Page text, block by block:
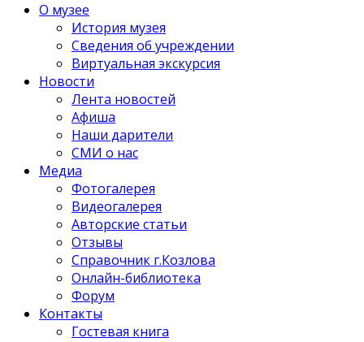
О музее
История музея
Сведения об учреждении
Виртуальная экскурсия
Новости
Лента новостей
Афиша
Наши дарители
СМИ о нас
Медиа
Фотогалерея
Видеогалерея
Авторские статьи
Отзывы
Справочник г.Козлова
Онлайн-библиотека
Форум
Контакты
Гостевая книга